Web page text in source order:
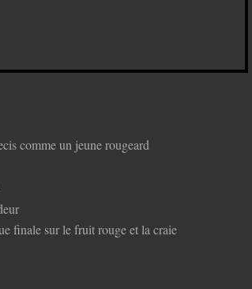
comme un jeune rougeard
finale sur le fruit rouge et la craie